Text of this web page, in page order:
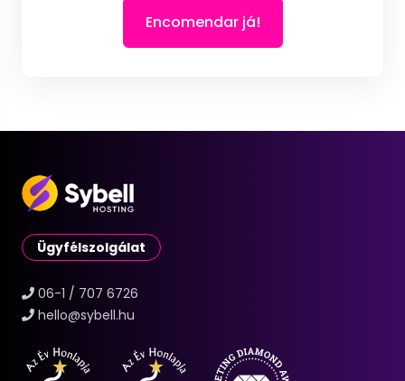
Encomendar já!
Ügyfélszolgálat
06-1 / 707 6726
hello@sybell.hu